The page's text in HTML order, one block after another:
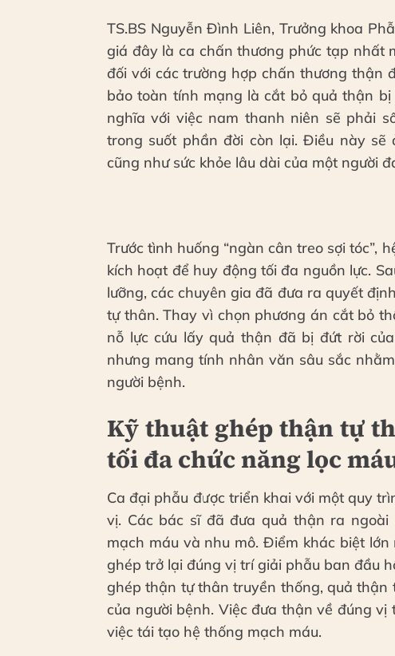
TS.BS Nguyễn Đình Liên, Trưởng khoa
giá đây là ca chấn thương phức tạp nhất
đối với các trường hợp chấn thương thận
bảo toàn tính mạng là cắt bỏ quả thận
nghĩa với việc nam thanh niên sẽ phải
trong suốt phần đời còn lại. Điều này
cũng như sức khỏe lâu dài của một người
Trước tình huống “ngàn cân treo sợi tóc”,
kích hoạt để huy động tối đa nguồn lực.
lưỡng, các chuyên gia đã đưa ra quyết
tự thân. Thay vì chọn phương án cắt bỏ
nỗ lực cứu lấy quả thận đã bị đứt rời
nhưng mang tính nhân văn sâu sắc
người bệnh.
Kỹ thuật ghép thận tự
tối đa chức năng lọc
Ca đại phẫu được triển khai với một quy
vị. Các bác sĩ đã đưa quả thận ra
mạch máu và nhu mô. Điểm khác biệt
ghép trở lại đúng vị trí giải phẫu ban đầu
ghép thận tự thân truyền thống, quả thận
của người bệnh. Việc đưa thận về đúng
việc tái tạo hệ thống mạch máu.